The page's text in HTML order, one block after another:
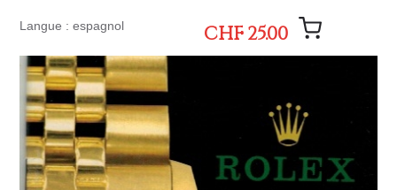
Langue : espagnol CHF 25.00